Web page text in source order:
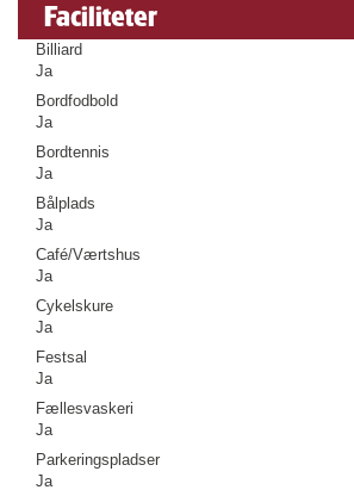
Faciliteter
Billiard
Ja
Bordfodbold
Ja
Bordtennis
Ja
Bålplads
Ja
Café/Værtshus
Ja
Cykelskure
Ja
Festsal
Ja
Fællesvaskeri
Ja
Parkeringspladser
Ja